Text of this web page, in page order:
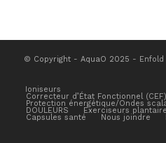
© Copyright - AquaO 2025 -
Ioniseurs
Correcteur d’État Fonctionnel
Protection énergétique/Ondes
DOULEURS Exerciseurs plantaire
Capsules santé Nous joindre